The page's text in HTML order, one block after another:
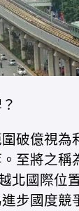
破億視為
至將之稱
北國際位
步國度競